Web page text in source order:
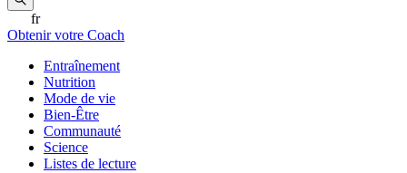
fr
Obtenir votre Coach
Entraînement
Nutrition
Mode de vie
Bien-Être
Communauté
Science
Listes de lecture